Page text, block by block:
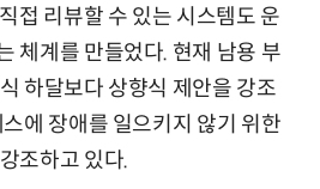
접 리뷰할 수 있는 시스템도 운
체계를 만들었다. 현재 남용 부
하달보다 상향식 제안을 강조
에 장애를 일으키지 않기 위한
조하고 있다.